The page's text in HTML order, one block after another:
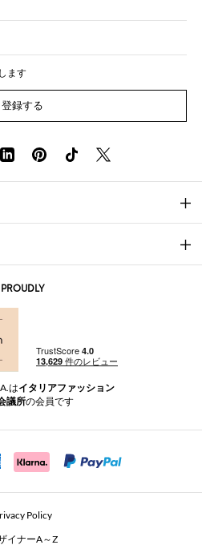
ます
登録する
PROUDLY
はイタリアファッション
議所の会員です
Policy
イナーA～Z